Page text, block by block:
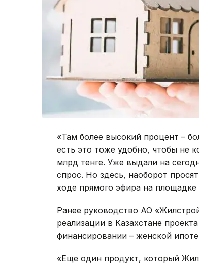
«Там более высокий процент –
есть это тоже удобно, чтобы не
млрд тенге. Уже выдали на
спрос. Но здесь, наоборот
ходе прямого эфира на площадке
Ранее руководство АО
реализации в Казахстане
финансировании – женской
«Еще один продукт, который